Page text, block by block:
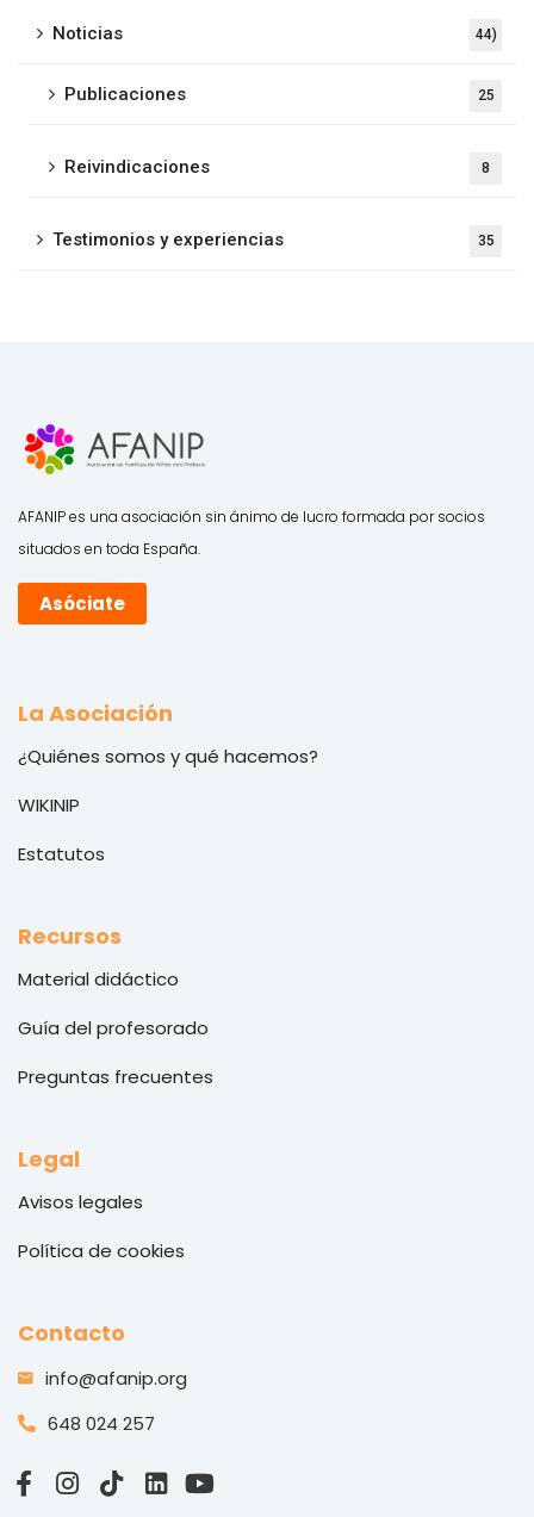
Noticias 44)
Publicaciones 25
Reivindicaciones 8
Testimonios y experiencias 35
AFANIP es una asociación sin ánimo de lucro formada por socios
situados en toda España.
Asóciate
La Asociación
¿Quiénes somos y qué hacemos?
WIKINIP
Estatutos
Recursos
Material didáctico
Guía del profesorado
Preguntas frecuentes
Legal
Avisos legales
Política de cookies
Contacto
info@afanip.org
648 024 257